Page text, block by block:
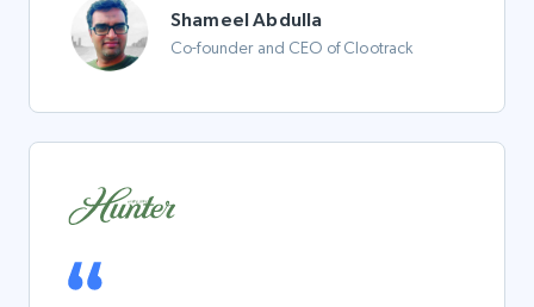
Shameel Abdulla
Co-founder and CEO of Clootrack